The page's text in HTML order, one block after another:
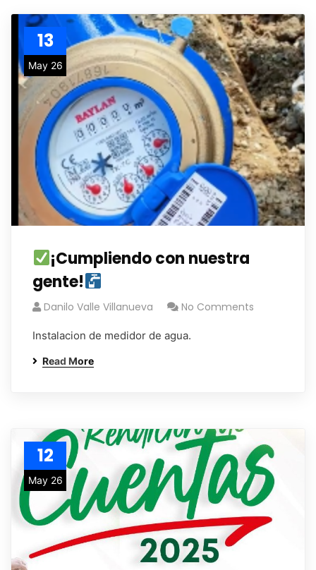
13
May 26
¡Cumpliendo con nuestra
gente!
Danilo Valle Villanueva No Comments
Instalacion de medidor de agua.
Read More
12
May 26